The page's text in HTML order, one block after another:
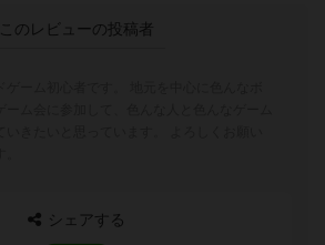
このレビューの投稿者
シェアする